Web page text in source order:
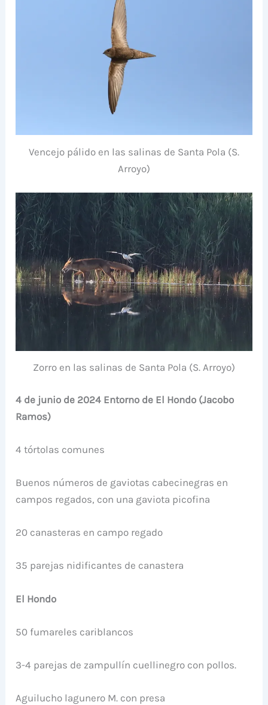
Vencejo pálido en las salinas de Santa Pola (S.
Arroyo)
Zorro en las salinas de Santa Pola (S. Arroyo)
4 de junio de 2024 Entorno de El Hondo (Jacobo
Ramos)
4 tórtolas comunes
Buenos números de gaviotas cabecinegras en
campos regados, con una gaviota picofina
20 canasteras en campo regado
35 parejas nidificantes de canastera
El Hondo
50 fumareles cariblancos
3-4 parejas de zampullín cuellinegro con pollos.
Aguilucho lagunero M. con presa